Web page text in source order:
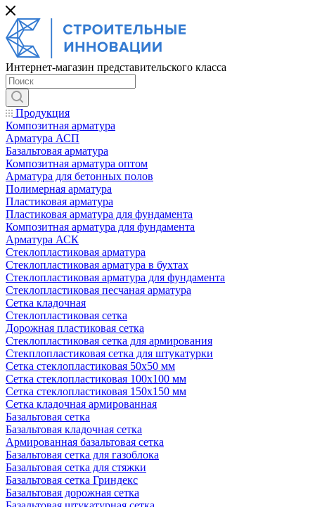
Интернет-магазин представительского класса
Продукция
Композитная арматура
Арматура АСП
Базальтовая арматура
Композитная арматура оптом
Арматура для бетонных полов
Полимерная арматура
Пластиковая арматура
Пластиковая арматура для фундамента
Композитная арматура для фундамента
Арматура АСК
Cтеклопластиковая арматура
Стеклопластиковая арматура в бухтах
Стеклопластиковая арматура для фундамента
Стеклопластиковая песчаная арматура
Сетка кладочная
Стеклопластиковая сетка
Дорожная пластиковая сетка
Стеклопластиковая сетка для армирования
Стекплопластиковая сетка для штукатурки
Сетка стеклопластиковая 50x50 мм
Сетка стеклопластиковая 100x100 мм
Сетка стеклопластиковая 150x150 мм
Сетка кладочная армированная
Базальтовая сетка
Базальтовая кладочная сетка
Армированная базальтовая сетка
Базальтовая сетка для газоблока
Базальтовая сетка для стяжки
Базальтовая сетка Гриндекс
Базальтовая дорожная сетка